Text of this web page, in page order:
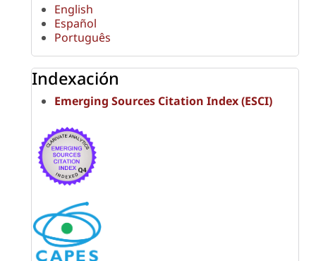
English
Español
Português
Indexación
Emerging Sources Citation Index (ESCI)